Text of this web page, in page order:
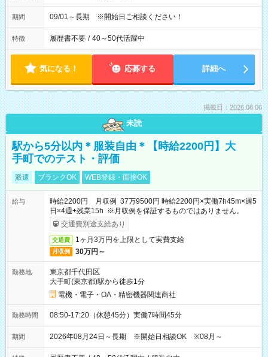
期間 09/01～長期 ※開始日ご相談ください！
特徴 履歴書不要 / 40～50代活躍中
気になる！ 応募する 詳細へ
掲載日：2026.08.06
未読
駅から5分以内＊服装自由＊【時給2200円】大
手町でのテスト・評価
派遣 ブランクOK WEB登録・面接OK
給与
時給2200円 月収例 37万9500円 時給2200円×実働7h45m×週5
日×4週+残業15h ※月収例を保証するものではありません。
交通費別途支給あり
交通費 1ヶ月3万円を上限として実費支給
月収例 30万円～
勤務地
東京都千代田区
大手町(東京都)駅から徒歩1分
電機・電子・OA・精密機器関連商社
勤務時間 08:50-17:20（休憩45分）実働7時間45分
期間 2026年08月24日～長期 ※開始日相談OK ※08月～